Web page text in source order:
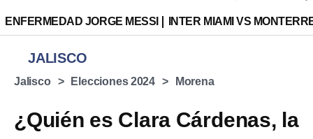
ENFERMEDAD JORGE MESSI INTER MIAMI VS
JALISCO
Jalisco Elecciones 2024 Morena
¿Quién es Clara Cárdenas, la